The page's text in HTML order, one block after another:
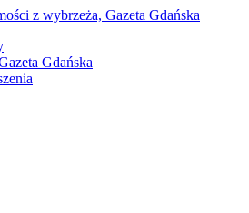
Gdańska